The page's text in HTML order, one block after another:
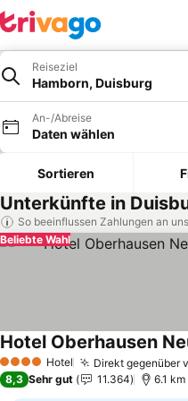
Reiseziel
Hamborn, Duisburg
An-/Abreise
Daten wählen
Sortieren
Unterkünfte in
So beeinflussen Zahlungen an
Beliebte Wahl
4 Sterne Hotel Direkt gegenüber
Preise sehen
8,3 Sehr gut 11.364 6.1